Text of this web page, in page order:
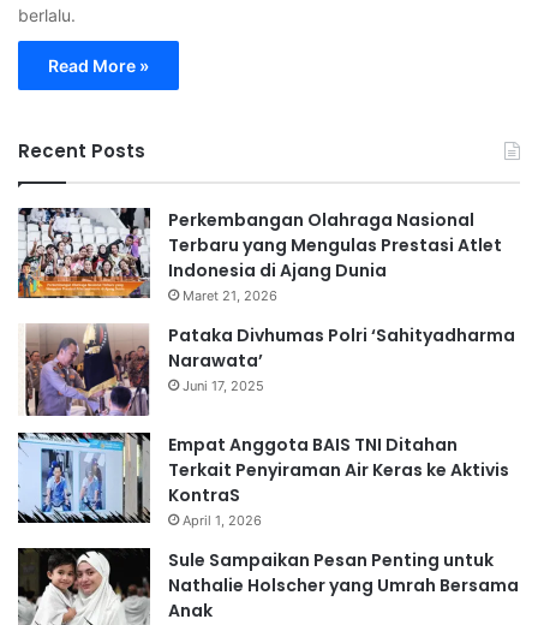
berlalu.
Read More »
Recent Posts
Perkembangan Olahraga Nasional
Terbaru yang Mengulas Prestasi Atlet
Indonesia di Ajang Dunia
Maret 21, 2026
Pataka Divhumas Polri ‘Sahityadharma
Narawata’
Juni 17, 2025
Empat Anggota BAIS TNI Ditahan
Terkait Penyiraman Air Keras ke Aktivis
KontraS
April 1, 2026
Sule Sampaikan Pesan Penting untuk
Nathalie Holscher yang Umrah Bersama
Anak